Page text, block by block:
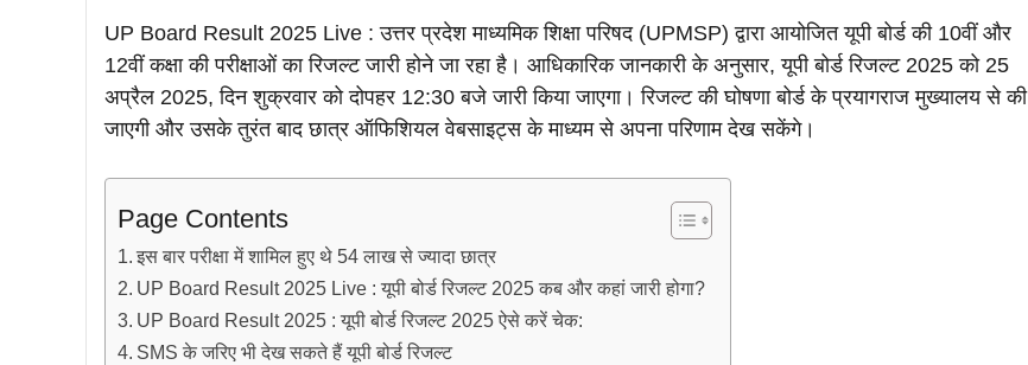
UP Board Result 2025 Live : उत्तर प्रदेश माध्यमिक शिक्षा परिषद (UPMSP) द्वारा आयोजित यूपी बोर्ड की 10वीं और
12वीं कक्षा की परीक्षाओं का रिजल्ट जारी होने जा रहा है। आधिकारिक जानकारी के अनुसार, यूपी बोर्ड रिजल्ट 2025 को 25
अप्रैल 2025, दिन शुक्रवार को दोपहर 12:30 बजे जारी किया जाएगा। रिजल्ट की घोषणा बोर्ड के प्रयागराज मुख्यालय से की
जाएगी और उसके तुरंत बाद छात्र ऑफिशियल वेबसाइट्स के माध्यम से अपना परिणाम देख सकेंगे।
Page Contents
इस बार परीक्षा में शामिल हुए थे 54 लाख से ज्यादा छात्र
UP Board Result 2025 Live : यूपी बोर्ड रिजल्ट 2025 कब और कहां जारी होगा?
UP Board Result 2025 : यूपी बोर्ड रिजल्ट 2025 ऐसे करें चेक:
SMS के जरिए भी देख सकते हैं यूपी बोर्ड रिजल्ट